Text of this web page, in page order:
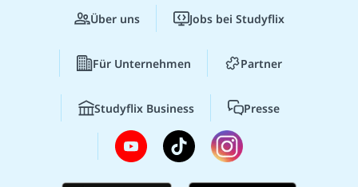
Über uns Jobs bei Studyflix
Für Unternehmen Partner
Studyflix Business Presse